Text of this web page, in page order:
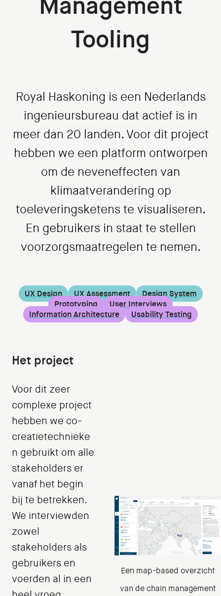
Tooling
Royal Haskoning is een Nederlands
ingenieursbureau dat actief is in
meer dan 20 landen. Voor dit project
hebben we een platform ontworpen
om de neveneffecten van
klimaatverandering op
toeleveringsketens te visualiseren.
En gebruikers in staat te stellen
voorzorgsmaatregelen te nemen.
UX Design UX Assessment
Design System
Prototyping
User Interviews
Information Architecture
Usability Testing
Het project
Voor dit zeer
complexe project
hebben we co-
creatietechnieke
n gebruikt om alle
stakeholders er
vanaf het begin
bij te betrekken.
We interviewden
zowel
stakeholders als
gebruikers en
voerden al in een
Een map-based overzicht
van de chain management